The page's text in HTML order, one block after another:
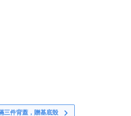
三件背蓋，贈基底殼